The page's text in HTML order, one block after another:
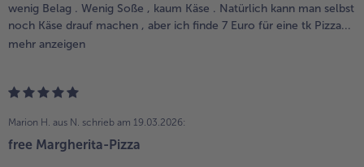
wenig Belag . Wenig Soße , kaum Käse . Natürlich kann man selbst
noch Käse drauf machen , aber ich finde 7 Euro für eine tk Pizza...
mehr anzeigen
Marion H. aus N. schrieb am 19.03.2026:
free Margherita-Pizza